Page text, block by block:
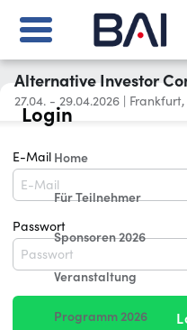
Alternative Investor
27.04. - 29.04.2026 |
Home
Für Teilnehmer
Sponsoren 2026
Veranstaltung
Programm 2026
Login
E-Mail
Passwort